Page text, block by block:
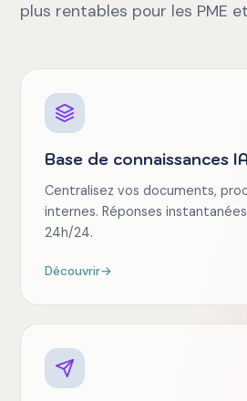
plus rentables pour les PME
Base de connaissances
Centralisez vos documents,
internes. Réponses
24h/24.
Découvrir→